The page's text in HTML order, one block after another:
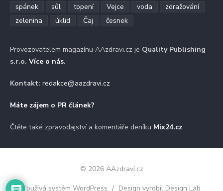
spánek
sůl topení Vejce voda
zdražování
zelenina
úklid Čaj česnek
Provozovatelem magazínu AAzdravi.cz je Quality Publishing
s.r.o. Více o nás.
Kontakt: redakce@aazdravi.cz
Máte zájem o PR článek?
Čtěte také zpravodajství a komentáře deníku Mix24.cz
© 2026 AAzdraví.cz
Používá systém WordPress / Design vyrobil Design Lab